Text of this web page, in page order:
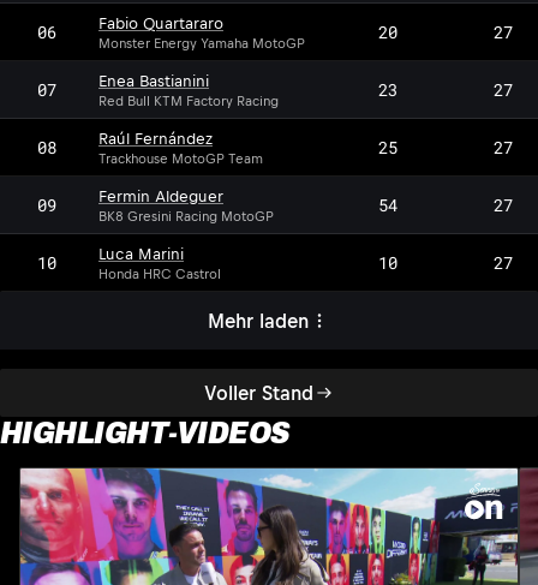
Voller Stand
06 Fabio Quartararo
Monster Energy Yamaha MotoGP 20 27
07 Enea Bastianini
Red Bull KTM Factory Racing 23 27
08 Raúl Fernández
Trackhouse MotoGP Team 25 27
09 Fermin Aldeguer
BK8 Gresini Racing MotoGP 54 27
10 Luca Marini
Honda HRC Castrol 10 27
Mehr laden
HIGHLIGHT-VIDEOS